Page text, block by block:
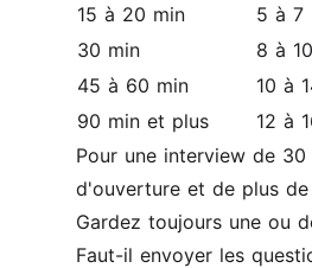
15 à 20 min
5 à 7
30 min
8 à 10
45 à 60 min
10 à
90 min et plus
12 à
Pour une interview de
d'ouverture et de plus
Gardez toujours une ou
Faut-il envoyer les